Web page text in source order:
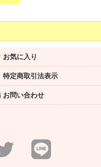
お気に入り
特定商取引法表示
お問い合わせ